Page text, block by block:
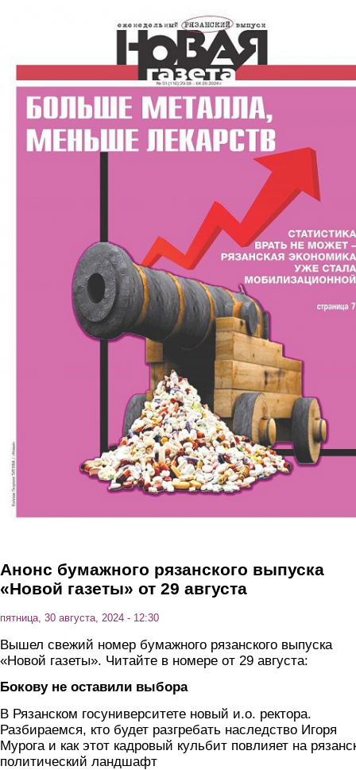
Анонс бумажного рязанского выпуска
«Новой газеты» от 29 августа
пятница, 30 августа, 2024 - 12:30
Вышел свежий номер бумажного рязанского выпуска
«Новой газеты». Читайте в номере от 29 августа:
Бокову не оставили выбора
В Рязанском госуниверситете новый и.о. ректора.
Разбираемся, кто будет разгребать наследство Игоря
Мурога и как этот кадровый кульбит повлияет на
политический ландшафт